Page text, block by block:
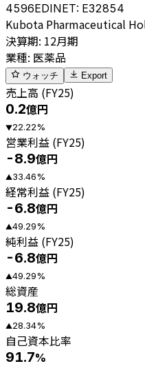
4596EDINET: E32854
Kubota Pharmaceutical
決算期: 12月期
業種: 医薬品
ウォッチ Export
売上高 (FY25)
0.2億円
▼22.22%
営業利益 (FY25)
-8.9億円
▲33.46%
経常利益 (FY25)
-6.8億円
▲49.29%
純利益 (FY25)
-6.8億円
▲49.29%
総資産
19.8億円
▲28.34%
自己資本比率
91.7%